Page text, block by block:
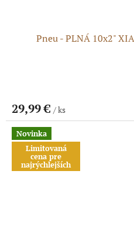
Pneu - PLNÁ 10x2"
29,99 € / ks
Novinka
Limitovaná
cena pre
najrýchlejších